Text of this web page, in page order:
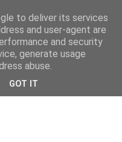
to deliver its services
and user-agent are
and security
generate usage
abuse.
GOT IT